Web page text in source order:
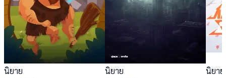
นิยาย
นิยาย
นิยาย